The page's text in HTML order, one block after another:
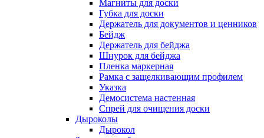
Магниты для доски
Губка для доски
Держатель для документов и ценников
Бейдж
Держатель для бейджа
Шнурок для бейджа
Пленка маркерная
Рамка с защелкивающим профилем
Указка
Демосистема настенная
Спрей для очищения доски
Дыроколы
Дырокол